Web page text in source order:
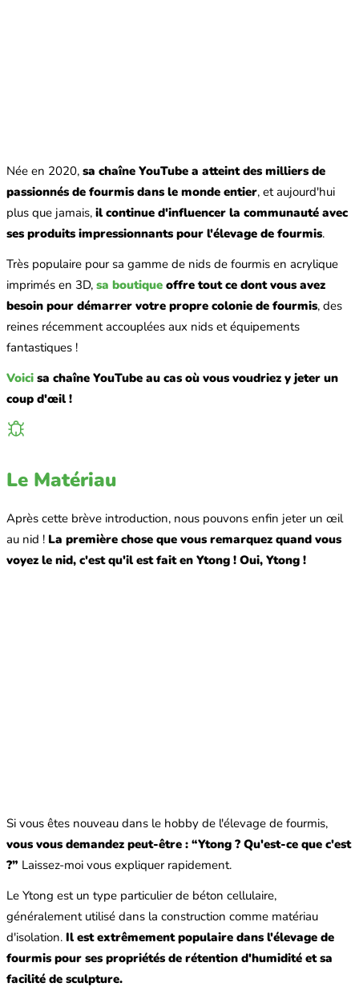
Née en 2020, sa chaîne YouTube a atteint des milliers de
passionnés de fourmis dans le monde entier, et aujourd'hui
plus que jamais, il continue d'influencer la communauté avec
ses produits impressionnants pour l'élevage de fourmis.
Très populaire pour sa gamme de nids de fourmis en acrylique
imprimés en 3D, sa boutique offre tout ce dont vous avez
besoin pour démarrer votre propre colonie de fourmis, des
reines récemment accouplées aux nids et équipements
fantastiques !
Voici sa chaîne YouTube au cas où vous voudriez y jeter un
coup d'œil !
Le Matériau
Après cette brève introduction, nous pouvons enfin jeter un œil
au nid ! La première chose que vous remarquez quand vous
voyez le nid, c'est qu'il est fait en Ytong ! Oui, Ytong !
Si vous êtes nouveau dans le hobby de l'élevage de fourmis,
vous vous demandez peut-être : “Ytong ? Qu'est-ce que c'est
?” Laissez-moi vous expliquer rapidement.
Le Ytong est un type particulier de béton cellulaire,
généralement utilisé dans la construction comme matériau
d'isolation. Il est extrêmement populaire dans l'élevage de
fourmis pour ses propriétés de rétention d'humidité et sa
facilité de sculpture.